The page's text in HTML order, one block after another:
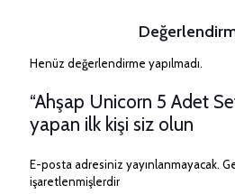
Henüz değerlendirme yapılmadı.
“Ahşap Unicorn 5 Adet
yapan ilk kişi siz olun
E-posta adresiniz yayınlanmayacak.
işaretlenmişlerdir